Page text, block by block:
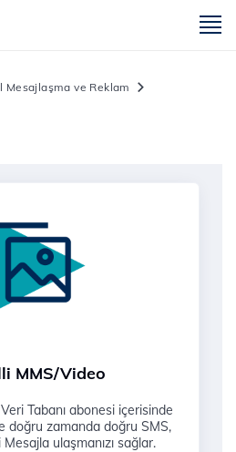
Mesajlaşma ve Reklam
MMS/Video
Tabanı abonesi içerisinde
doğru zamanda doğru SMS,
ulaşmanızı sağlar.​